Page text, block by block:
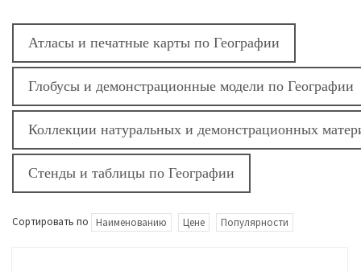
Атласы и печатные карты по Географии
Глобусы и демонстрационные модели по Географии
Коллекции натуральных и демонстрационных
Стенды и таблицы по Географии
Сортировать по Наименованию Цене Популярности